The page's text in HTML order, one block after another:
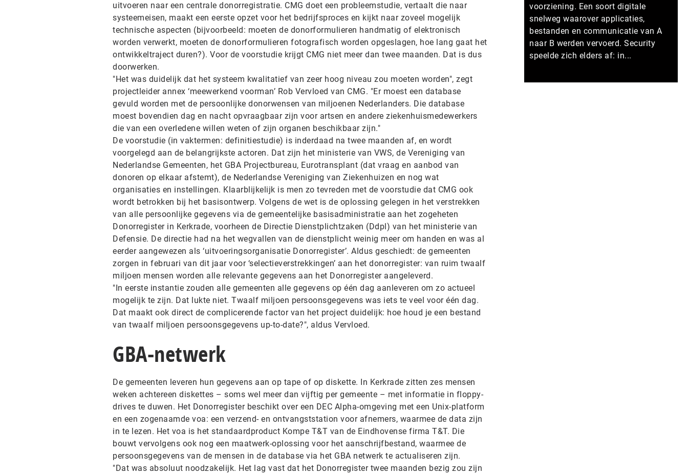
uitvoeren naar een centrale donorregistratie. CMG doet een probleemstudie, vertaalt die naar
systeemeisen, maakt een eerste opzet voor het bedrijfsproces en kijkt naar zoveel mogelijk
technische aspecten (bijvoorbeeld: moeten de donorformulieren handmatig of elektronisch
worden verwerkt, moeten de donorformulieren fotografisch worden opgeslagen, hoe lang gaat het
ontwikkeltraject duren?). Voor de voorstudie krijgt CMG niet meer dan twee maanden. Dat is dus
doorwerken.
"Het was duidelijk dat het systeem kwalitatief van zeer hoog niveau zou moeten worden", zegt
projectleider annex ‘meewerkend voorman’ Rob Vervloed van CMG. "Er moest een database
gevuld worden met de persoonlijke donorwensen van miljoenen Nederlanders. Die database
moest bovendien dag en nacht opvraagbaar zijn voor artsen en andere ziekenhuismedewerkers
die van een overledene willen weten of zijn organen beschikbaar zijn."
De voorstudie (in vaktermen: definitiestudie) is inderdaad na twee maanden af, en wordt
voorgelegd aan de belangrijkste actoren. Dat zijn het ministerie van VWS, de Vereniging van
Nederlandse Gemeenten, het GBA Projectbureau, Eurotransplant (dat vraag en aanbod van
donoren op elkaar afstemt), de Nederlandse Vereniging van Ziekenhuizen en nog wat
organisaties en instellingen. Klaarblijkelijk is men zo tevreden met de voorstudie dat CMG ook
wordt betrokken bij het basisontwerp. Volgens de wet is de oplossing gelegen in het verstrekken
van alle persoonlijke gegevens via de gemeentelijke basisadministratie aan het zogeheten
Donorregister in Kerkrade, voorheen de Directie Dienstplichtzaken (Ddpl) van het ministerie van
Defensie. De directie had na het wegvallen van de dienstplicht weinig meer om handen en was al
eerder aangewezen als ‘uitvoeringsorganisatie Donorregister’. Aldus geschiedt: de gemeenten
zorgen in februari van dit jaar voor ‘selectieverstrekkingen’ aan het donorregister: van ruim twaalf
miljoen mensen worden alle relevante gegevens aan het Donorregister aangeleverd.
"In eerste instantie zouden alle gemeenten alle gegevens op één dag aanleveren om zo actueel
mogelijk te zijn. Dat lukte niet. Twaalf miljoen persoonsgegevens was iets te veel voor één dag.
Dat maakt ook direct de complicerende factor van het project duidelijk: hoe houd je een bestand
van twaalf miljoen persoonsgegevens up-to-date?", aldus Vervloed.
GBA-netwerk
De gemeenten leveren hun gegevens aan op tape of op diskette. In Kerkrade zitten zes mensen
weken achtereen diskettes – soms wel meer dan vijftig per gemeente – met informatie in floppy-
drives te duwen. Het Donorregister beschikt over een DEC Alpha-omgeving met een Unix-platform
en een zogenaamde voa: een verzend- en ontvangststation voor afnemers, waarmee de data zijn
in te lezen. Het voa is het standaardproduct Kompe T&T van de Eindhovense firma T&T. Die
bouwt vervolgens ook nog een maatwerk-oplossing voor het aanschrijfbestand, waarmee de
persoonsgegevens van de mensen in de database via het GBA netwerk te actualiseren zijn.
"Dat was absoluut noodzakelijk. Het lag vast dat het Donorregister twee maanden bezig zou zijn
voorziening. Een soort digitale
snelweg waarover applicaties,
bestanden en communicatie van A
naar B werden vervoerd. Security
speelde zich elders af: in...